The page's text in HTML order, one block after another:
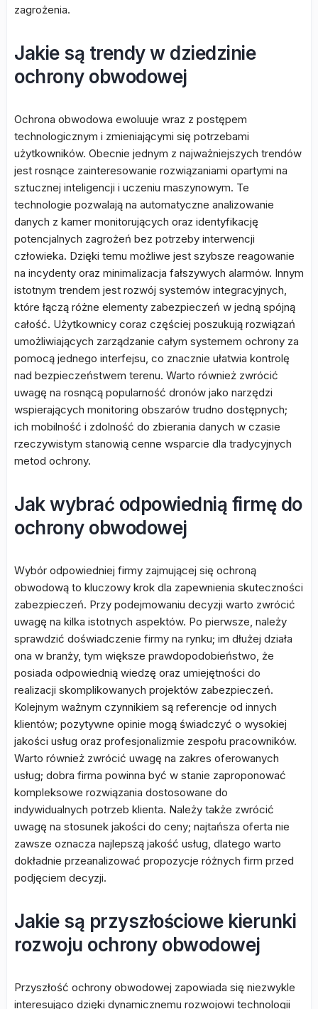
zagrożenia.
Jakie są trendy w dziedzinie
ochrony obwodowej
Ochrona obwodowa ewoluuje wraz z postępem
technologicznym i zmieniającymi się potrzebami
użytkowników. Obecnie jednym z najważniejszych trendów
jest rosnące zainteresowanie rozwiązaniami opartymi na
sztucznej inteligencji i uczeniu maszynowym. Te
technologie pozwalają na automatyczne analizowanie
danych z kamer monitorujących oraz identyfikację
potencjalnych zagrożeń bez potrzeby interwencji
człowieka. Dzięki temu możliwe jest szybsze reagowanie
na incydenty oraz minimalizacja fałszywych alarmów. Innym
istotnym trendem jest rozwój systemów integracyjnych,
które łączą różne elementy zabezpieczeń w jedną spójną
całość. Użytkownicy coraz częściej poszukują rozwiązań
umożliwiających zarządzanie całym systemem ochrony za
pomocą jednego interfejsu, co znacznie ułatwia kontrolę
nad bezpieczeństwem terenu. Warto również zwrócić
uwagę na rosnącą popularność dronów jako narzędzi
wspierających monitoring obszarów trudno dostępnych;
ich mobilność i zdolność do zbierania danych w czasie
rzeczywistym stanowią cenne wsparcie dla tradycyjnych
metod ochrony.
Jak wybrać odpowiednią firmę do
ochrony obwodowej
Wybór odpowiedniej firmy zajmującej się ochroną
obwodową to kluczowy krok dla zapewnienia skuteczności
zabezpieczeń. Przy podejmowaniu decyzji warto zwrócić
uwagę na kilka istotnych aspektów. Po pierwsze, należy
sprawdzić doświadczenie firmy na rynku; im dłużej działa
ona w branży, tym większe prawdopodobieństwo, że
posiada odpowiednią wiedzę oraz umiejętności do
realizacji skomplikowanych projektów zabezpieczeń.
Kolejnym ważnym czynnikiem są referencje od innych
klientów; pozytywne opinie mogą świadczyć o wysokiej
jakości usług oraz profesjonalizmie zespołu pracowników.
Warto również zwrócić uwagę na zakres oferowanych
usług; dobra firma powinna być w stanie zaproponować
kompleksowe rozwiązania dostosowane do
indywidualnych potrzeb klienta. Należy także zwrócić
uwagę na stosunek jakości do ceny; najtańsza oferta nie
zawsze oznacza najlepszą jakość usług, dlatego warto
dokładnie przeanalizować propozycje różnych firm przed
podjęciem decyzji.
Jakie są przyszłościowe kierunki
rozwoju ochrony obwodowej
Przyszłość ochrony obwodowej zapowiada się niezwykle
interesująco dzięki dynamicznemu rozwojowi technologii